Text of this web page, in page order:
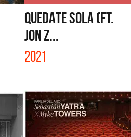
QUEDATE SOLA (FT.
JON Z...
2021